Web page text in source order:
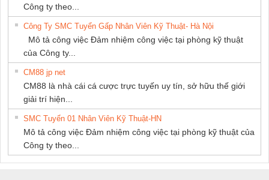
Công ty theo...
Công Ty SMC Tuyển Gấp Nhân Viên Kỹ Thuật- Hà Nội
Mô tả công việc Đảm nhiệm công việc tại phòng kỹ thuật
của Công ty...
CM88 jp net
CM88 là nhà cái cá cược trực tuyến uy tín, sở hữu thế giới
giải trí hiện...
SMC Tuyển 01 Nhân Viên Kỹ Thuật-HN
Mô tả công việc Đảm nhiệm công việc tại phòng kỹ thuật của
Công ty theo...